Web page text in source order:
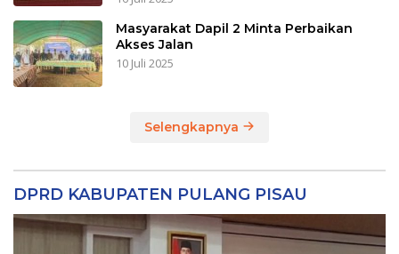
Masyarakat Dapil 2 Minta Perbaikan
Akses Jalan
10 Juli 2025
Selengkapnya
DPRD KABUPATEN PULANG PISAU